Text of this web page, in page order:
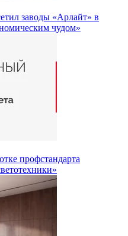
заводы «Арлайт» в
чудом»
профстандарта